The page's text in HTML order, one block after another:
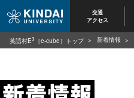
交通
アクセス
英語村E3 ［e-cube］トップ 新着情報